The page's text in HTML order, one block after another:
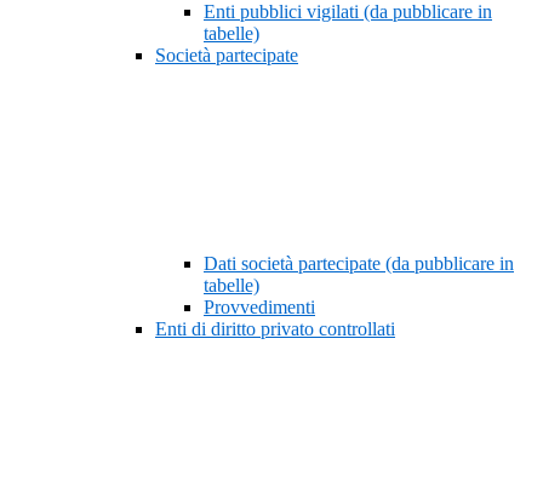
Enti pubblici vigilati (da pubblicare in
tabelle)
Società partecipate
Dati società partecipate (da pubblicare in
tabelle)
Provvedimenti
Enti di diritto privato controllati